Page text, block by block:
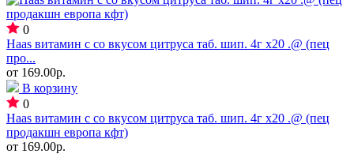
0
Haas витамин с со вкусом цитруса таб. шип. 4г х20 .@ (пец
про...
от 169.00р.
В корзину
0
Haas витамин с со вкусом цитруса таб. шип. 4г х20 .@ (пец
продакшн европа кфт)
от 169.00р.